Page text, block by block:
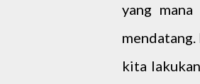
yang
kita